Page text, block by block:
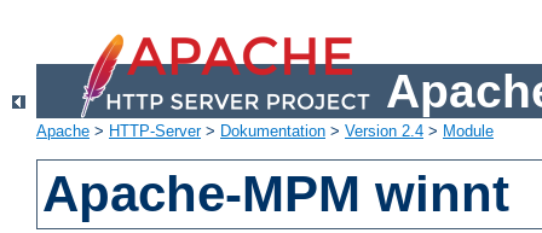
Apache > HTTP-Server> Dokumentation > Version 2.4 > Module
Apache-MPM winnt